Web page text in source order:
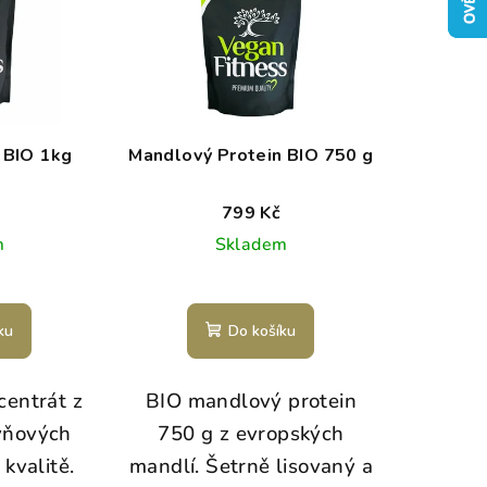
1kg
z
kvalitě.
Mandlový Protein BIO 750 g
799 Kč
Skladem
Do košíku
BIO mandlový protein
750 g z evropských
mandlí. Šetrně lisovaný a